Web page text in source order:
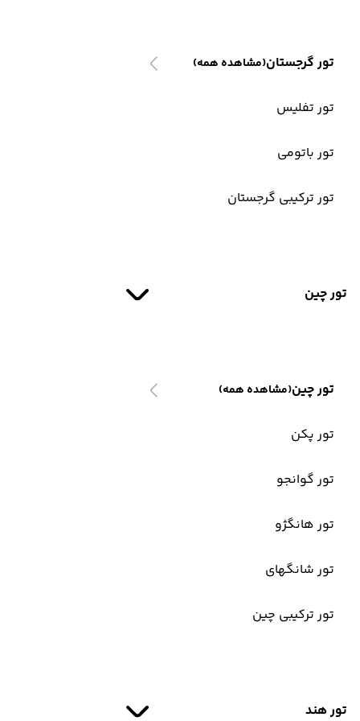
تور گرجستان(مشاهده همه)
تور تفلیس
تور باتومی
تور ترکیبی گرجستان
تور چین
تور چین(مشاهده همه)
تور پکن
تور گوانجو
تور هانگژو
تور شانگهای
تور ترکیبی چین
تور هند